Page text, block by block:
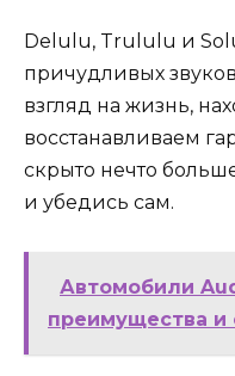
Delulu, Trululu и
причудливых
взгляд на жизнь,
восстанавливаем
скрыто нечто
и убедись сам.
Автомобили
преимущества и